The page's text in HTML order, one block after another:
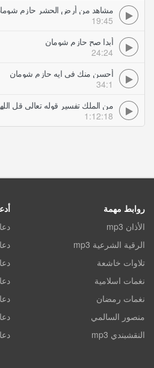
مشاهد من أرض الحشر حازم
19:45
أبدا صح حازم شومان
24:24
أحسن منك في ايه حازم شومان
34:1
1:12:18
روابط مهمة
الأذان mp3
الرقية الشرعية mp3
تلاوات خاشعة
نغمات اسلامية
نغمات رمضان
منصور السالمي
النقشبندي mp3